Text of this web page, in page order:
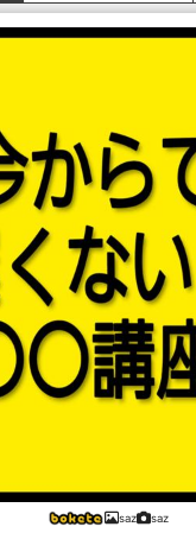
saz saz